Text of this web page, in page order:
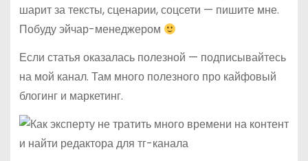
шарит за тексты, сценарии, соцсети — пишите мне.
Побуду эйчар-менеджером
Если статья оказалась полезной — подписывайтесь
на мой канал. Там много полезного про кайфовый
блогинг и маркетинг.